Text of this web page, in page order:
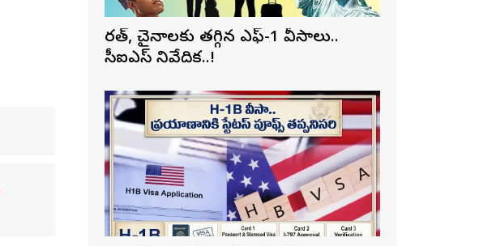
భారత్, చైనాలకు తగ్గిన ఎఫ్-1 వీసాలు..
సీఐఎస్ నివేదిక..!